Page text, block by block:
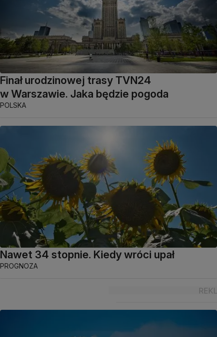
Finał urodzinowej trasy TVN24
w Warszawie. Jaka będzie pogoda
POLSKA
Nawet 34 stopnie. Kiedy wróci upał
PROGNOZA